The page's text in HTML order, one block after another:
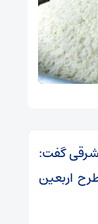
گفت:
اربعین